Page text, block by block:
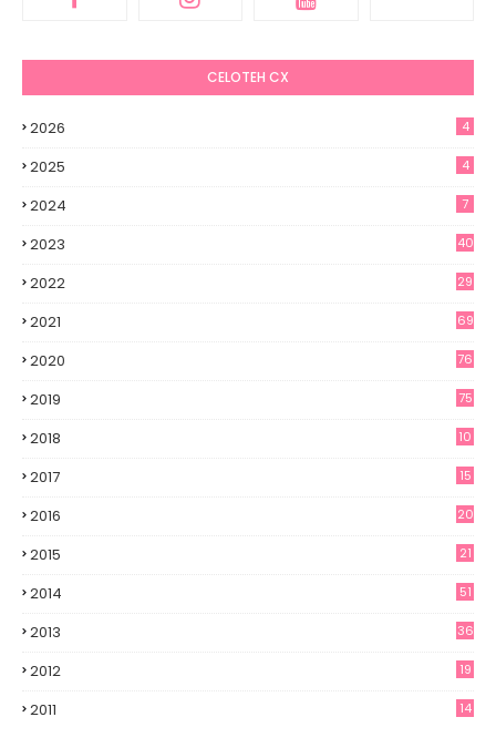
CELOTEH CX
2026 4
2025 4
2024 7
2023 40
2022 29
2021 69
2020 76
2019 75
2018 10
2017 15
2016 20
2015 21
2014 51
2013 36
2012
19
2011
14